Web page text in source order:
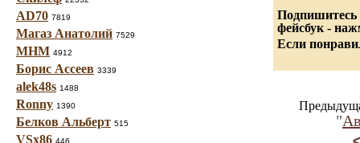
AD70 7819
Магаз Анатолий 7529
МНМ 4912
Борис Ассеев 3339
alek48s 1488
Ronny 1390
Белков Альберт 515
VSx86 446
Подпишитесь
фейсбук -
Если
"